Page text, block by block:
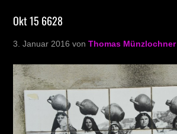
Okt 15 6628
3. Januar 2016 vonThomas Münzlochner